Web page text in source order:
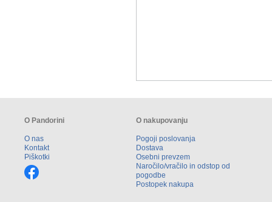
O Pandorini
O nas
Kontakt
Piškotki
O nakupovanju
Pogoji poslovanja
Dostava
Osebni prevzem
Naročilo/vračilo in odstop od
pogodbe
Postopek nakupa